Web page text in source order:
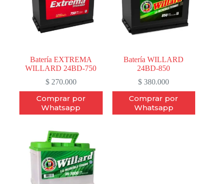
Batería EXTREMA
WILLARD 24BD-750
$270.000
Comprar por
Whatsapp
Batería WILLARD
24BD-850
$ 380.000
Comprar por
Whatsapp